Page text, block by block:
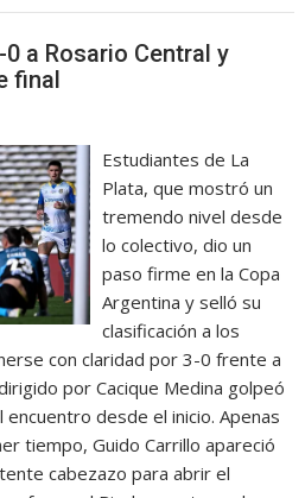
a Rosario Central y
final
Estudiantes de La
Plata, que mostró un
tremendo nivel desde
lo colectivo, dio un
paso firme en la Copa
Argentina y selló su
clasificación a los
con claridad por 3-0 frente a
por Cacique Medina golpeó
desde el inicio. Apenas
tiempo, Guido Carrillo apareció
cabezazo para abrir el